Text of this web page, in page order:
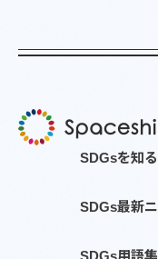
SDGsを知る
SDGs最新ニ
SDGs用語集